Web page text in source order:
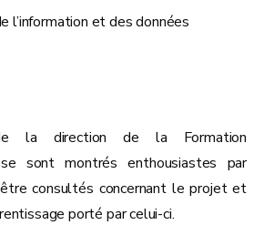
l’information et des données
la direction de la Formation
sont montrés enthousiastes par
consultés concernant le projet et
porté par celui-ci.